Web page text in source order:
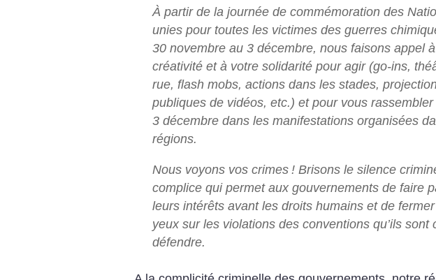
À partir de la journée de commémoration des
unies pour toutes les victimes des guerres
30 novembre au 3 décembre, nous faisons appel
créativité et à votre solidarité pour agir (go-ins,
rue, flash mobs, actions dans les stades,
publiques de vidéos, etc.) et pour vous rassembler
3 décembre dans les manifestations organisées
régions.
Nous voyons vos crimes ! Brisons le silence
complice qui permet aux gouvernements de faire
leurs intérêts avant les droits humains et de
yeux sur les violations des conventions qu’ils sont
défendre.